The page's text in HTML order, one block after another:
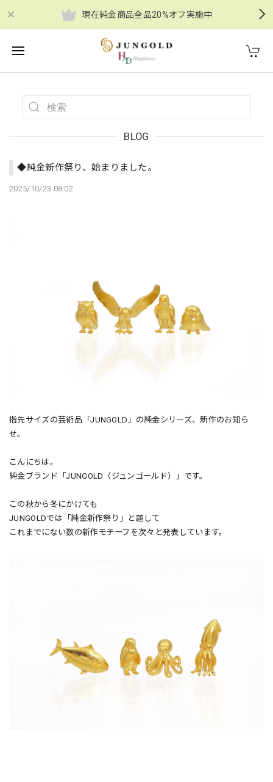
現在純金商品全品20%オフ実施中
BLOG
◆純金新作祭り、始まりました。
2025/10/23 08:02
指先サイズの芸術品「JUNGOLD」の純金シリーズ、新作のお知ら
せ。
こんにちは。
純金ブランド「JUNGOLD（ジュンゴールド）」です。
この秋から冬にかけても
JUNGOLDでは「純金新作祭り」と題して
これまでにない数の新作モチーフを次々と発表しています。